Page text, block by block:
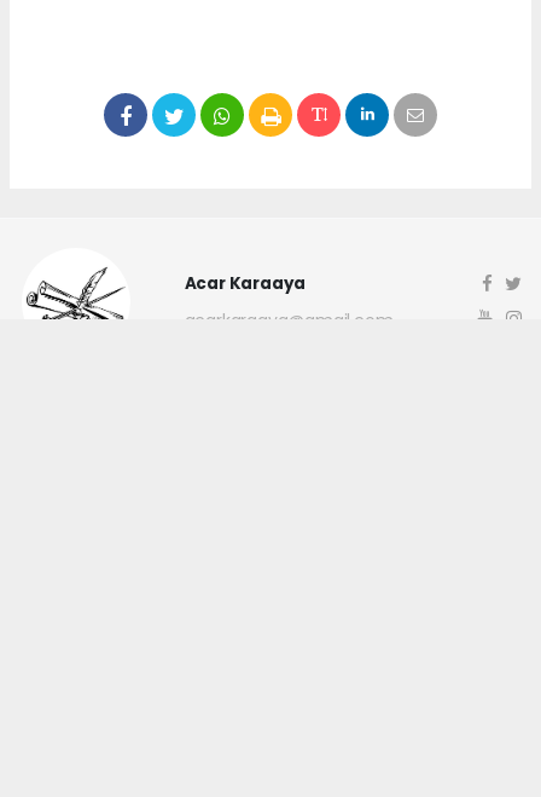
Acar Karaaya
acarkaraaya@gmail.com